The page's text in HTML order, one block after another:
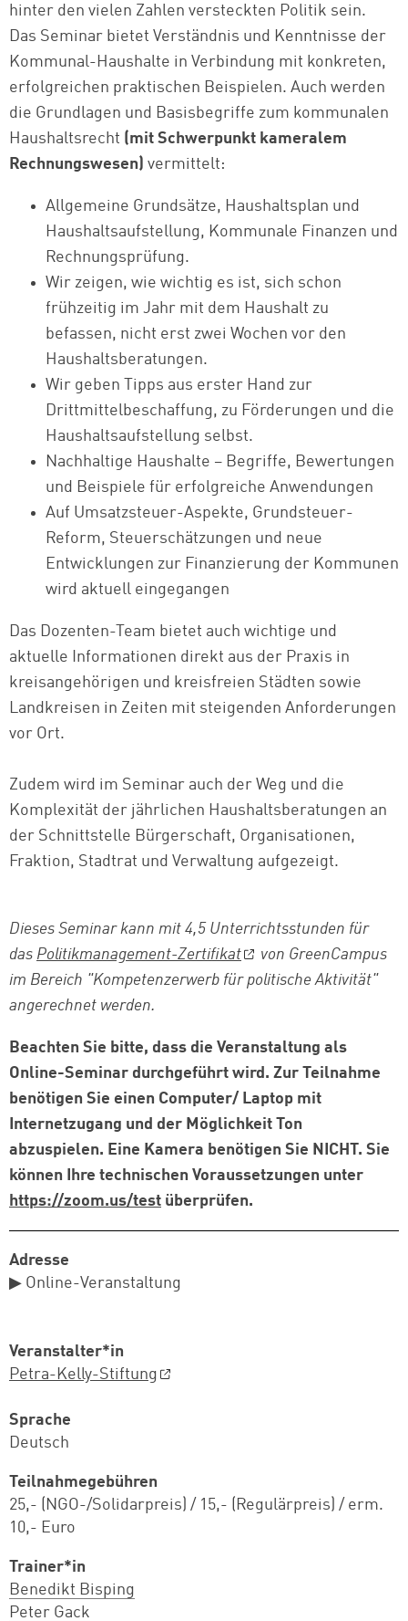
hinter den vielen Zahlen versteckten Politik sein.
Das Seminar bietet Verständnis und Kenntnisse der
Kommunal-Haushalte in Verbindung mit konkreten,
erfolgreichen praktischen Beispielen. Auch werden
die Grundlagen und Basisbegriffe zum kommunalen
Haushaltsrecht (mit Schwerpunkt kameralem
Rechnungswesen) vermittelt:
Allgemeine Grundsätze, Haushaltsplan und
Haushaltsaufstellung, Kommunale Finanzen und
Rechnungsprüfung.
Wir zeigen, wie wichtig es ist, sich schon
frühzeitig im Jahr mit dem Haushalt zu
befassen, nicht erst zwei Wochen vor den
Haushaltsberatungen.
Wir geben Tipps aus erster Hand zur
Drittmittelbeschaffung, zu Förderungen und die
Haushaltsaufstellung selbst.
Nachhaltige Haushalte – Begriffe, Bewertungen
und Beispiele für erfolgreiche Anwendungen
Auf Umsatzsteuer-Aspekte, Grundsteuer-
Reform, Steuerschätzungen und neue
Entwicklungen zur Finanzierung der Kommunen
wird aktuell eingegangen
Das Dozenten-Team bietet auch wichtige und
aktuelle Informationen direkt aus der Praxis in
kreisangehörigen und kreisfreien Städten sowie
Landkreisen in Zeiten mit steigenden Anforderungen
vor Ort.
Zudem wird im Seminar auch der Weg und die
Komplexität der jährlichen Haushaltsberatungen an
der Schnittstelle Bürgerschaft, Organisationen,
Fraktion, Stadtrat und Verwaltung aufgezeigt.
Dieses Seminar kann mit 4,5 Unterrichtsstunden für
das Politikmanagement-Zertifikat
von GreenCampus
im Bereich "Kompetenzerwerb für politische Aktivität"
angerechnet werden.
Beachten Sie bitte, dass die Veranstaltung als
Online-Seminar durchgeführt wird. Zur Teilnahme
benötigen Sie einen Computer/ Laptop mit
Internetzugang und der Möglichkeit Ton
abzuspielen. Eine Kamera benötigen Sie NICHT. Sie
können Ihre technischen Voraussetzungen unter
https://zoom.us/test überprüfen.
Adresse
▶ Online-Veranstaltung
Veranstalter*in
Petra-Kelly-Stiftung
Sprache
Deutsch
Teilnahmegebühren
25,- (NGO-/Solidarpreis) / 15,- (Regulärpreis) / erm.
10,- Euro
Trainer*in
Benedikt Bisping
Peter Gack